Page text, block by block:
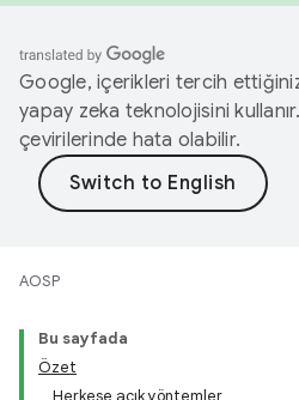
Google, içerikleri tercih
yapay zeka teknolojisini
çevirilerinde hata olabilir.
AOSP
Bu sayfada
Özet
Herkese açık yöntemler